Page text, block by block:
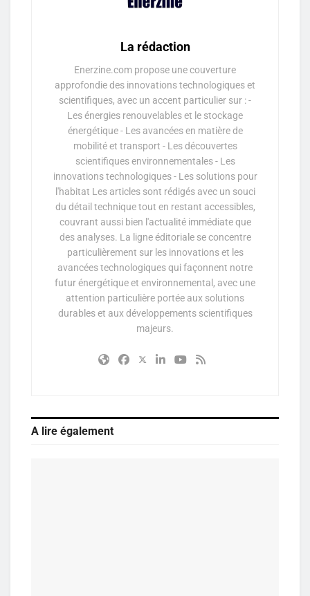
La rédaction
Enerzine.com propose une couverture
approfondie des innovations technologiques et
scientifiques, avec un accent particulier sur : -
Les énergies renouvelables et le stockage
énergétique - Les avancées en matière de
mobilité et transport - Les découvertes
scientifiques environnementales - Les
innovations technologiques - Les solutions pour
l'habitat Les articles sont rédigés avec un souci
du détail technique tout en restant accessibles,
couvrant aussi bien l'actualité immédiate que
des analyses. La ligne éditoriale se concentre
particulièrement sur les innovations et les
avancées technologiques qui façonnent notre
futur énergétique et environnemental, avec une
attention particulière portée aux solutions
durables et aux développements scientifiques
majeurs.
A lire également